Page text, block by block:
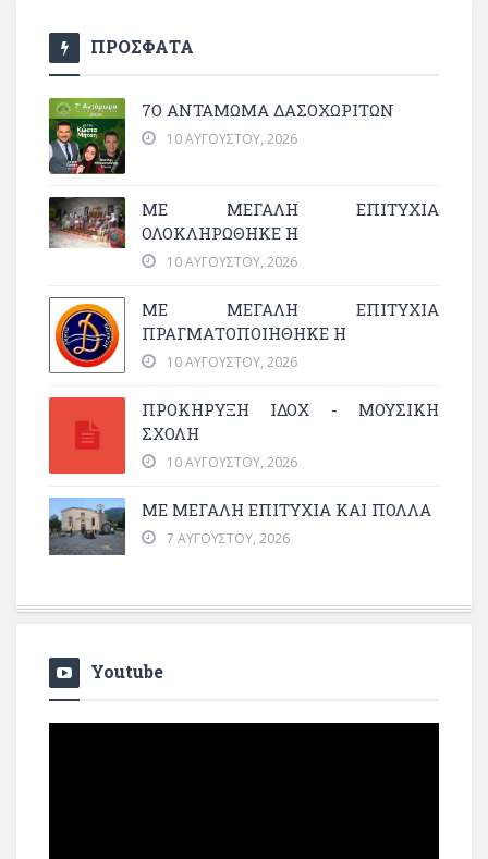
ΠΡΟΣΦΑΤΑ
7Ο ΑΝΤΆΜΩΜΑ ΔΑΣΟΧΩΡΙΤΏΝ
10 ΑΥΓΟΎΣΤΟΥ, 2026
ΜΕ ΜΕΓΆΛΗ ΕΠΙΤΥΧΊΑ
ΟΛΟΚΛΗΡΏΘΗΚΕ Η
10 ΑΥΓΟΎΣΤΟΥ, 2026
ΜΕ ΜΕΓΆΛΗ ΕΠΙΤΥΧΊΑ
ΠΡΑΓΜΑΤΟΠΟΙΉΘΗΚΕ Η
10 ΑΥΓΟΎΣΤΟΥ, 2026
ΠΡΟΚΗΡΥΞΗ ΙΔΟΧ - ΜΟΥΣΙΚΗ
ΣΧΟΛΗ
10 ΑΥΓΟΎΣΤΟΥ, 2026
ΜΕ ΜΕΓΆΛΗ ΕΠΙΤΥΧΊΑ ΚΑΙ ΠΟΛΛΆ
7 ΑΥΓΟΎΣΤΟΥ, 2026
Youtube